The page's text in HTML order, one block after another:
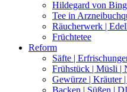
Hildegard von
Tee in
Räucherwerk |
Früchtetee
Reform
Säfte |
Frühstück | Müsli |
Gewürze | Kräuter